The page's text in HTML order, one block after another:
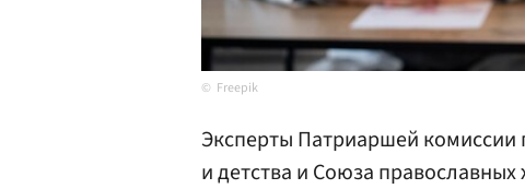
Freepik
Эксперты Патриаршей
и детства и Союза